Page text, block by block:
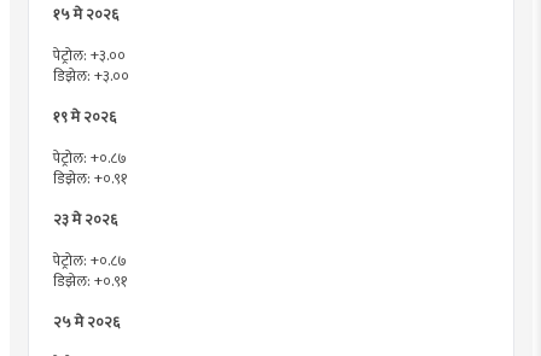
१५ मे २०२६
पेट्रोल: +३.००
डिझेल: +३.००
१९ मे २०२६
पेट्रोल: +०.८७
डिझेल: +०.९१
२३ मे २०२६
पेट्रोल: +०.८७
डिझेल: +०.९१
२५ मे २०२६